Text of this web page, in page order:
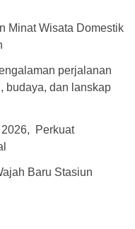
Minat Wisata Domestik
perjalanan
budaya, dan lanskap
2026, Perkuat
Baru Stasiun